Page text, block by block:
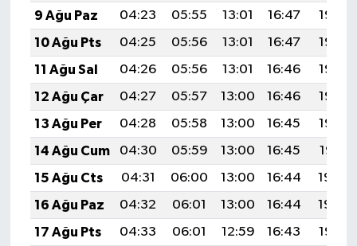
9 Ağu Paz
04:23 05:55 13:01 16:47
19:57
10 Ağu Pts
04:25 05:56 13:01 16:47
19:56
11 Ağu Sal
04:26 05:56 13:01 16:46
19:55
12 Ağu Çar
04:27 05:57 13:00 16:46
19:53
13 Ağu Per
04:28 05:58 13:00 16:45
19:52
14 Ağu Cum
04:30 05:59 13:00 16:45
19:51
15 Ağu Cts
04:31 06:00 13:00 16:44
19:50
16 Ağu Paz
04:32 06:01 13:00 16:44
19:49
17 Ağu Pts
04:33 06:01 12:59 16:43
19:47